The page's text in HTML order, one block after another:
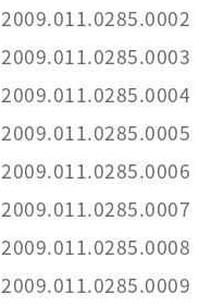
2009.011.0285.0002
2009.011.0285.0003
2009.011.0285.0004
2009.011.0285.0005
2009.011.0285.0006
2009.011.0285.0007
2009.011.0285.0008
2009.011.0285.0009